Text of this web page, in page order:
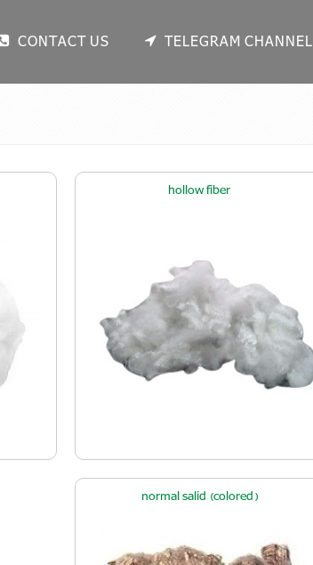
CONTACT US TELEGRAM CHANNEL
hollow fiber
normal salid (colored)